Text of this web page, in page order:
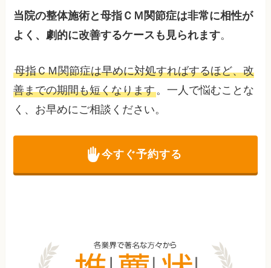
当院の整体施術と母指ＣＭ関節症は非常に相性が
よく、劇的に改善するケースも見られます。
母指ＣＭ関節症は早めに対処すればするほど、改
善までの期間も短くなります。一人で悩むことな
く、お早めにご相談ください。
今すぐ予約する